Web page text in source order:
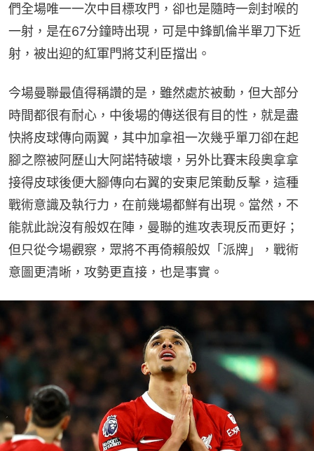
們全場唯一一次中目標攻門，卻也是隨時一劍封喉的
一射，是在67分鐘時出現，可是中鋒凱倫半單刀下近
射，被出迎的紅軍門將艾利臣擋出。
今場曼聯最值得稱讚的是，雖然處於被動，但大部分
時間都很有耐心，中後場的傳送很有目的性，就是盡
快將皮球傳向兩翼，其中加拿祖一次幾乎單刀卻在起
腳之際被阿歷山大阿諾特破壞，另外比賽末段奧拿拿
接得皮球後便大腳傳向右翼的安東尼策動反擊，這種
戰術意識及執行力，在前幾場都鮮有出現。當然，不
能就此說沒有般奴在陣，曼聯的進攻表現反而更好；
但只從今場觀察，眾將不再倚賴般奴「派牌」，戰術
意圖更清晰，攻勢更直接，也是事實。